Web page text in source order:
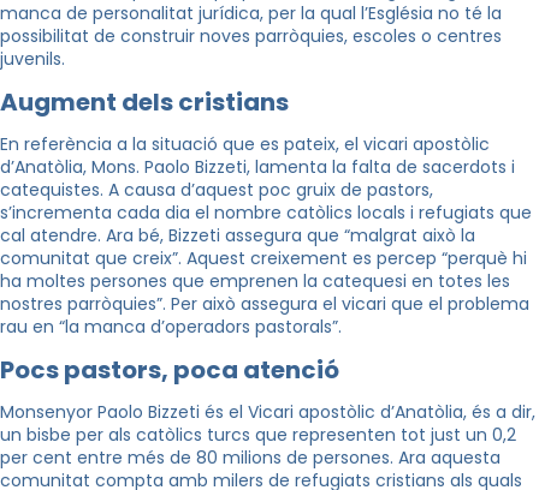
manca de personalitat jurídica, per la qual l’Església no té la
possibilitat de construir noves parròquies, escoles o centres
juvenils.
Augment dels cristians
En referència a la situació que es pateix, el vicari apostòlic
d’Anatòlia, Mons. Paolo Bizzeti, lamenta la falta de sacerdots i
catequistes. A causa d’aquest poc gruix de pastors,
s’incrementa cada dia el nombre catòlics locals i refugiats que
cal atendre. Ara bé, Bizzeti assegura que “malgrat això la
comunitat que creix”. Aquest creixement es percep “perquè hi
ha moltes persones que emprenen la catequesi en totes les
nostres parròquies”. Per això assegura el vicari que el problema
rau en “la manca d’operadors pastorals”.
Pocs pastors, poca atenció
Monsenyor Paolo Bizzeti és el Vicari apostòlic d’Anatòlia, és a dir,
un bisbe per als catòlics turcs que representen tot just un 0,2
per cent entre més de 80 milions de persones. Ara aquesta
comunitat compta amb milers de refugiats cristians als quals